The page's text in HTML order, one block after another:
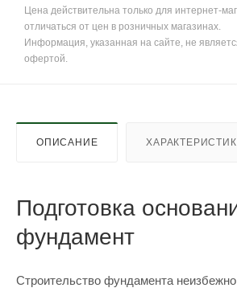
Цена действительна только для интернет-
отличаться от цен в розничных магазинах.
Информация, указанная на сайте, не
офертой.
ОПИСАНИЕ
Подготовка
фундамент
Строительство фундамента